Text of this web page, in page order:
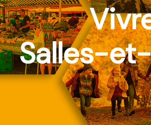
Salles-